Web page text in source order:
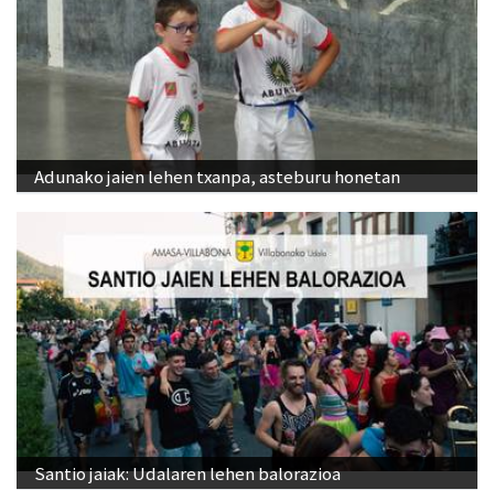
Adunako jaien lehen txanpa, asteburu honetan
Santio jaiak: Udalaren lehen balorazioa